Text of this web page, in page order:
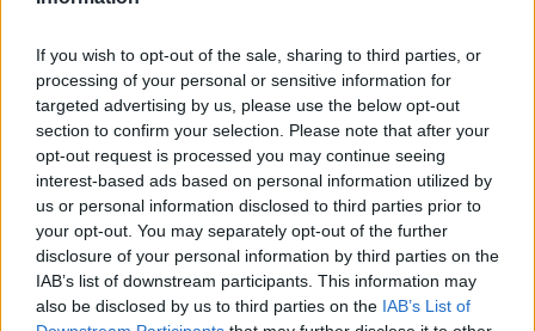
If you wish to opt-out of the sale, sharing to third parties, or
processing of your personal or sensitive information for
targeted advertising by us, please use the below opt-out
section to confirm your selection. Please note that after your
opt-out request is processed you may continue seeing
interest-based ads based on personal information utilized by
us or personal information disclosed to third parties prior to
your opt-out. You may separately opt-out of the further
disclosure of your personal information by third parties on the
IAB’s list of downstream participants. This information may
also be disclosed by us to third parties on the IAB’s List of